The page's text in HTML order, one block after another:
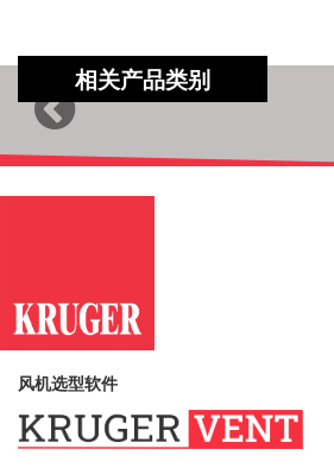
相关产品类别
Previous
风机选型软件